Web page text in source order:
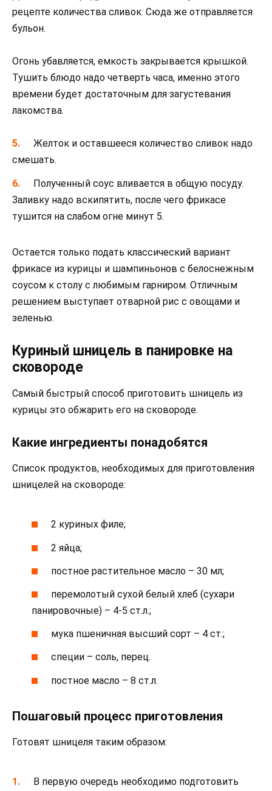
рецепте количества сливок. Сюда же отправляется
бульон.
Огонь убавляется, емкость закрывается крышкой.
Тушить блюдо надо четверть часа, именно этого
времени будет достаточным для загустевания
лакомства.
Желток и оставшееся количество сливок надо
смешать.
Полученный соус вливается в общую посуду.
Заливку надо вскипятить, после чего фрикасе
тушится на слабом огне минут 5.
Остается только подать классический вариант
фрикасе из курицы и шампиньонов с белоснежным
соусом к столу с любимым гарниром. Отличным
решением выступает отварной рис с овощами и
зеленью.
Куриный шницель в панировке на
сковороде
Самый быстрый способ приготовить шницель из
курицы это обжарить его на сковороде.
Какие ингредиенты понадобятся
Список продуктов, необходимых для приготовления
шницелей на сковороде:
2 куриных филе;
2 яйца;
постное растительное масло – 30 мл;
перемолотый сухой белый хлеб (сухари
панировочные) – 4-5 ст.л.;
мука пшеничная высший сорт – 4 ст.;
специи – соль, перец.
постное масло – 8 ст.л.
Пошаговый процесс приготовления
Готовят шницеля таким образом:
В первую очередь необходимо подготовить